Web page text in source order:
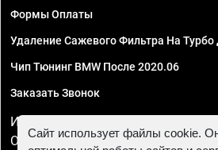
Формы Оплаты
Удаление Сажевого Фильтра На Турбо
Чип Тюнинг BMW После 2020.06
Заказать Звонок
ИП Смирнов Георгий Павлович.
ОГРНИП 324470400032610
Сайт использует файлы cookie.